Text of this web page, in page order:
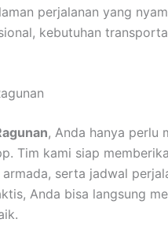
perjalanan yang
kebutuhan
, Anda hanya perlu
Tim kami siap
serta jadwal
Anda bisa langsung